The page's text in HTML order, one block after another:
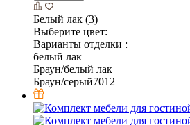
Белый лак (3)
Выберите цвет:
Варианты отделки :
белый лак
Браун/белый лак
Браун/серый7012